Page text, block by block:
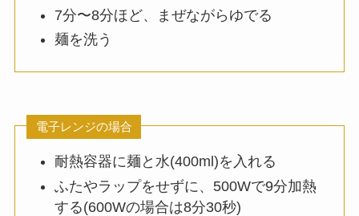
7分〜8分ほど、まぜながらゆでる
麺を洗う
電子レンジの場合
耐熱容器に麺と水(400ml)を入れる
ふたやラップをせずに、500Wで9分加熱
する(600Wの場合は8分30秒)